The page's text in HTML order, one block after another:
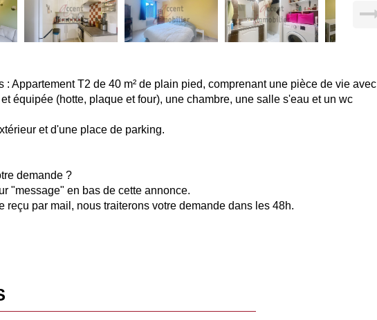
: Appartement T2 de 40 m² de plain pied, comprenant une pièce de vie avec
équipée (hotte, plaque et four), une chambre, une salle s'eau et un wc
et d'une place de parking.
demande ?
"message" en bas de cette annonce.
reçu par mail, nous traiterons votre demande dans les 48h.